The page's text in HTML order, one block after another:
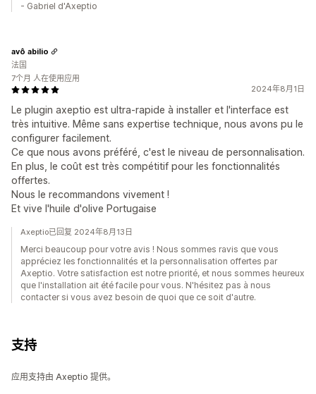
- Gabriel d'Axeptio
2024年8月1日
Le plugin axeptio est ultra-rapide à installer et l'interface est
très intuitive. Même sans expertise technique, nous avons pu le
configurer facilement.
Ce que nous avons préféré, c'est le niveau de personnalisation.
En plus, le coût est très compétitif pour les fonctionnalités
offertes.
Nous le recommandons vivement !
Et vive l'huile d'olive Portugaise
avô abilio
法国
7个月 人在使用应用
Axeptio已回复 2024年8月13日
Merci beaucoup pour votre avis ! Nous sommes ravis que vous
appréciez les fonctionnalités et la personnalisation offertes par
Axeptio. Votre satisfaction est notre priorité, et nous sommes heureux
que l'installation ait été facile pour vous. N'hésitez pas à nous
contacter si vous avez besoin de quoi que ce soit d'autre.
支持
应用支持由 Axeptio 提供。